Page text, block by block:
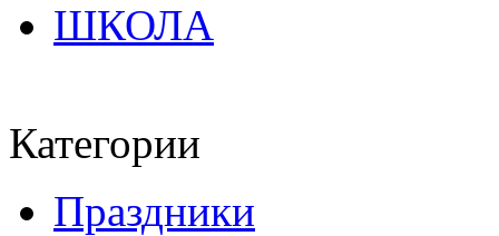
ШКОЛА
Категории
Праздники